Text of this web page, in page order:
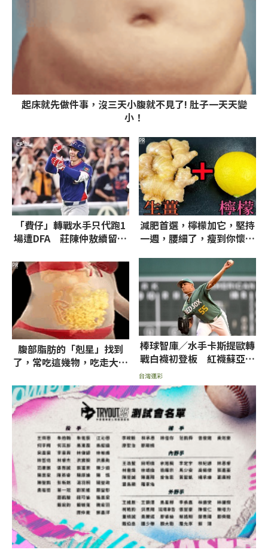
起床就先做件事，沒三天小腹就不見了! 肚子一天天變
小！
「費仔」轉戰水手只代跑1
場遭DFA 莊陳仲敖續留運
減肥首選，檸檬加它，堅持
一週，腰細了，瘦到你懷疑
PR
腹部脂肪的「剋星」找到
了，常吃這幾物，吃走大肚
PR
棒球智庫／水手卡斯提歐轉
戰白襪初登板 紅襪蘇亞雷
茲挨轟率低推薦讓分
台灣運彩